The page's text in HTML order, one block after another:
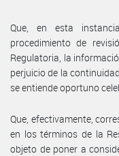
Que, en esta
procedimiento de
Regulatoria, la
perjuicio de la
se entiende oportuno
Que, efectivamente,
en los términos de la
objeto de poner a